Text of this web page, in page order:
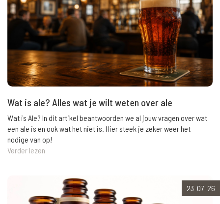
Wat is ale? Alles wat je wilt weten over ale
Wat is Ale? In dit artikel beantwoorden we al jouw vragen over wat
een ale is en ook wat het niet is. Hier steek je zeker weer het
nodige van op!
Verder lezen
23-07-26